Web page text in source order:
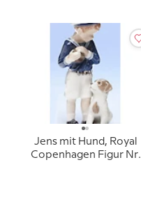
Jens mit Hund, Royal
Copenhagen Figur Nr.